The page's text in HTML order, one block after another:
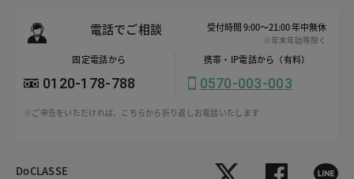
電話でご相談 受付時間 9:00～21:00 年中無休
※年末年始等除く
固定電話から
0120-178-788
携帯・IP電話から（有料）
0570-003-003
※ご申告をいただければ、こちらから折り返しお電話いたします
DoCLASSE